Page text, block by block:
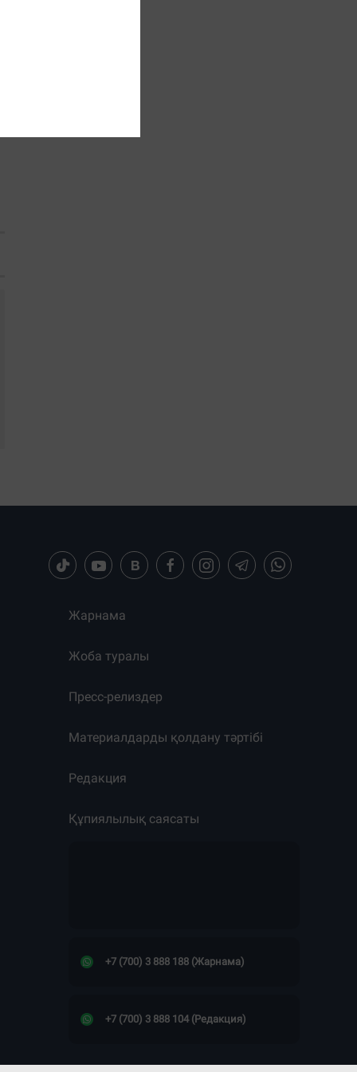
Жарнама
Жоба туралы
Пресс-релиздер
Материалдарды қолдану тәртібі
Редакция
Құпиялылық саясаты
+7 (700) 3 888 188 (Жарнама)
+7 (700) 3 888 104 (Редакция)